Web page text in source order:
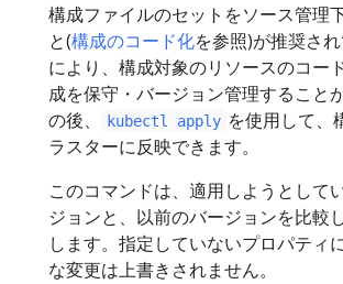
構成ファイルのセットをソース管理
と(構成のコード化を参照)が推奨さ
により、構成対象のリソースのコー
成を保守・バージョン管理すること
の後、
kubectl apply を使用して、
ラスターに反映できます。
このコマンドは、適用しようとして
ジョンと、以前のバージョンを比較
します。指定していないプロパティ
な変更は上書きされません。